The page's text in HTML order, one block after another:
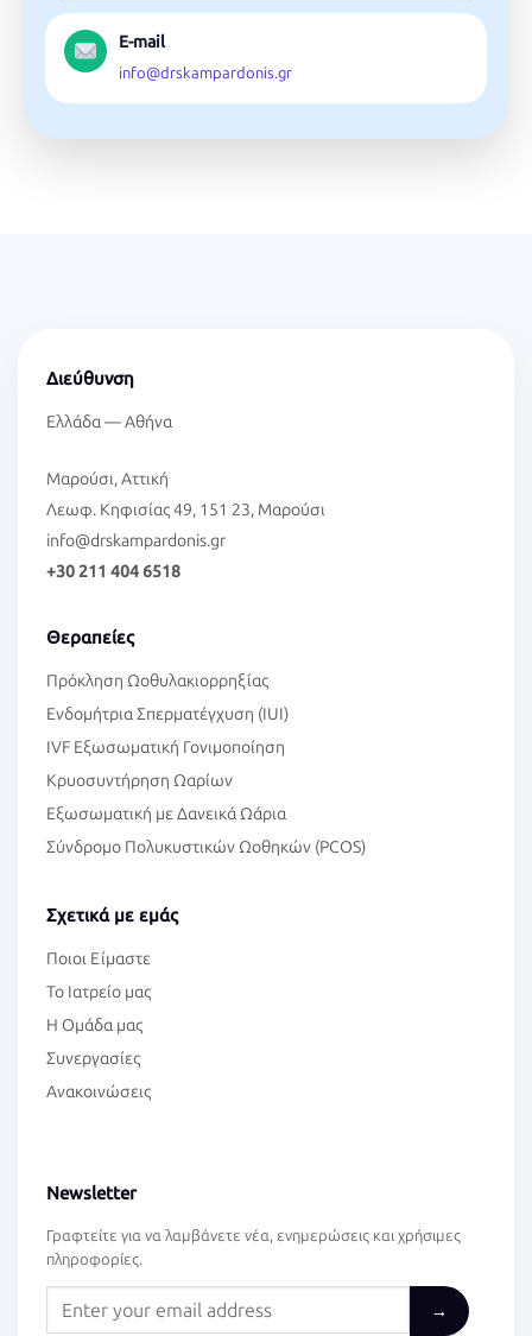
E-mail
info@drskampardonis.gr
Διεύθυνση
Ελλάδα — Αθήνα
Μαρούσι, Αττική
Λεωφ. Κηφισίας 49, 151 23, Μαρούσι
info@drskampardonis.gr
+30 211 404 6518
Θεραπείες
Πρόκληση Ωοθυλακιορρηξίας
Ενδομήτρια Σπερματέγχυση (IUI)
IVF Εξωσωματική Γονιμοποίηση
Κρυοσυντήρηση Ωαρίων
Εξωσωματική με Δανεικά Ωάρια
Σύνδρομο Πολυκυστικών Ωοθηκών (PCOS)
Σχετικά με εμάς
Ποιοι Είμαστε
Το Ιατρείο μας
Η Ομάδα μας
Συνεργασίες
Ανακοινώσεις
Newsletter
Γραφτείτε για να λαμβάνετε νέα, ενημερώσεις και χρήσιμες
πληροφορίες.
→